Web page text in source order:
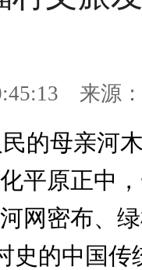
来源
母亲河
平原正中
网密布、
史的中国传